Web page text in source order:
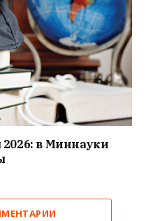
2026: в Миннауки